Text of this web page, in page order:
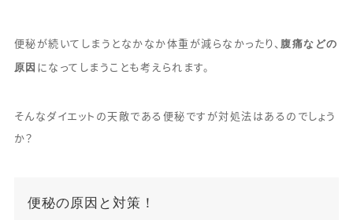
便秘が続いてしまうとなかなか体重が減らなかったり、 腹痛などの
原因 になってしまうことも考えられます。
そんなダイエットの天敵である便秘ですが対処法はあるのでしょう
か？
便秘の原因と対策！